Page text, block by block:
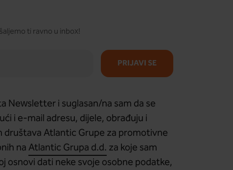
ti ravno u inbox!
PRIJAVI SE
Newsletter i suglasan/na sam da se
i e-mail adresu, dijele, obrađuju i
društava Atlantic Grupe za promotivne
naAtlantic Grupa d.d. za koje sam
osnovi dati neke svoje osobne podatke,